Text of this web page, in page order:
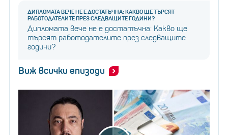
ДИПЛОМАТА ВЕЧЕ НЕ Е ДОСТАТЪЧНА: КАКВО ЩЕ ТЪРСЯТ
РАБОТОДАТЕЛИТЕ ПРЕЗ СЛЕДВАЩИТЕ ГОДИНИ?
Дипломата вече не е достатъчна: Какво ще
търсят работодателите през следващите
години?
Виж всички епизоди